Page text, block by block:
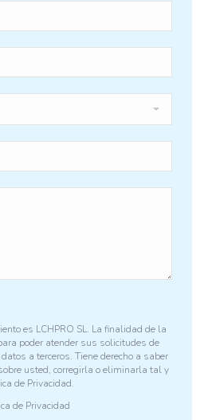
es LCHPRO SL. La finalidad de la
poder atender sus solicitudes de
a terceros. Tiene derecho a saber
usted, corregirla o eliminarla tal y
de Privacidad.
de Privacidad